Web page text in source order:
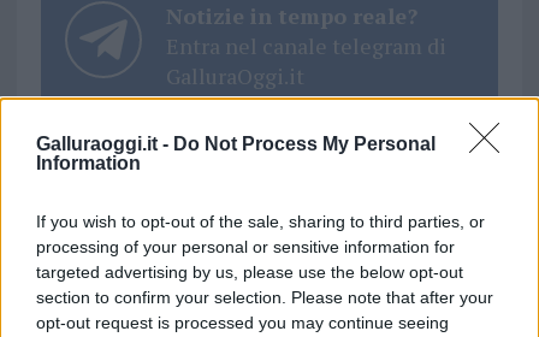
Galluraoggi.it - Do Not Process My Personal
Information
If you wish to opt-out of the sale, sharing to third parties, or
processing of your personal or sensitive information for
targeted advertising by us, please use the below opt-out
section to confirm your selection. Please note that after your
opt-out request is processed you may continue seeing
Notizie in tempo reale?
Entra nel canale telegram di
GalluraOggi.it
i tuoi video e le tue foto
Su WhatsApp al numero +39
345 356 7512